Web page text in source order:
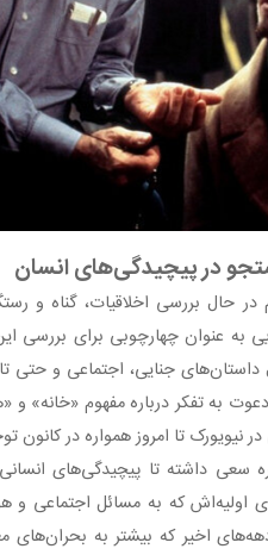
در پیچیدگی‌های انسان
حال بررسی اخلاقیات، گناه و
به عنوان چهارچوبی برای بررسی
جنایی، اجتماعی و حتی
دعوت به تفکر درباره مفهوم «خانه»
نیویورک تا امروز همواره در کانون
سعی داشته تا پیچیدگی‌های
اولیه‌اش که به مسائل اجتماعی و
اخیر که بیشتر به بحران‌های